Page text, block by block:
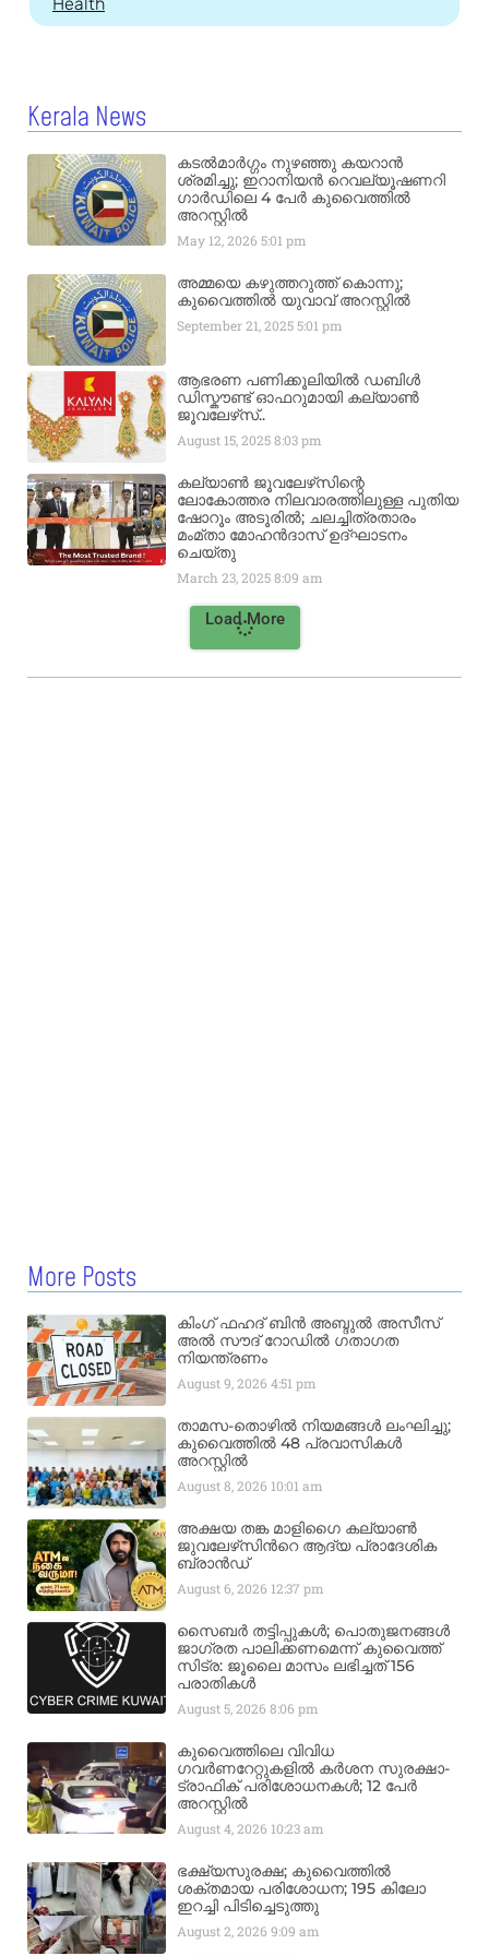
Kerala News
കടൽമാർഗ്ഗം നുഴഞ്ഞു കയറാൻ
ശ്രമിച്ചു; ഇറാനിയൻ റെവല്യൂഷണറി
ഗാർഡിലെ 4 പേർ കുവൈത്തിൽ
അറസ്റ്റിൽ
May 12, 20265:01 pm
അമ്മയെ കഴുത്തറുത്ത് കൊന്നു;
കുവൈത്തിൽ യുവാവ് അറസ്റ്റിൽ
September 21, 20255:01 pm
ആഭരണ പണിക്കൂലിയിൽ ഡബിൾ
ഡിസ്കൗണ്ട് ഓഫറുമായി കല്യാൺ
ജൂവലേഴ്‌സ്..
August 15, 20258:03 pm
കല്യാൺ ജൂവലേഴ്‌സിന്റെ
ലോകോത്തര നിലവാരത്തിലുള്ള പുതിയ
ഷോറൂം അടൂരിൽ; ചലച്ചിത്രതാരം
മംമ്താ മോഹൻദാസ് ഉദ്ഘാടനം
ചെയ്‌തു
March 23, 20258:09 am
Load More
More Posts
കിംഗ് ഫഹദ് ബിൻ അബ്ദുൽ അസീസ്
അൽ സൗദ് റോഡിൽ ഗതാഗത
നിയന്ത്രണം
August 9, 20264:51 pm
താമസ-തൊഴിൽ നിയമങ്ങൾ ലംഘിച്ചു;
കുവൈത്തിൽ 48 പ്രവാസികൾ
അറസ്റ്റിൽ
August 8, 2026 10:01 am
അക്ഷയ തങ്ക മാളിഗൈ കല്യാണ്‍
ജുവലേഴ്‌സിന്‍റെ ആദ്യ പ്രാദേശിക
ബ്രാന്‍ഡ്
August 6, 2026 12:37 pm
സൈബർ തട്ടിപ്പുകൾ; പൊതുജനങ്ങൾ
ജാഗ്രത പാലിക്കണമെന്ന് കുവൈത്ത്
സിട്ര: ജൂലൈ മാസം ലഭിച്ചത് 156
പരാതികൾ
August 5, 20268:06 pm
കുവൈത്തിലെ വിവിധ
ഗവർണറേറ്റുകളിൽ കർശന സുരക്ഷാ-
ട്രാഫിക് പരിശോധനകൾ; 12 പേർ
അറസ്റ്റിൽ
August 4, 2026 10:23 am
ഭക്ഷ്യസുരക്ഷ; കുവൈത്തിൽ
ശക്തമായ പരിശോധന; 195 കിലോ
ഇറച്ചി പിടിച്ചെടുത്തു
August 2, 20269:09 am